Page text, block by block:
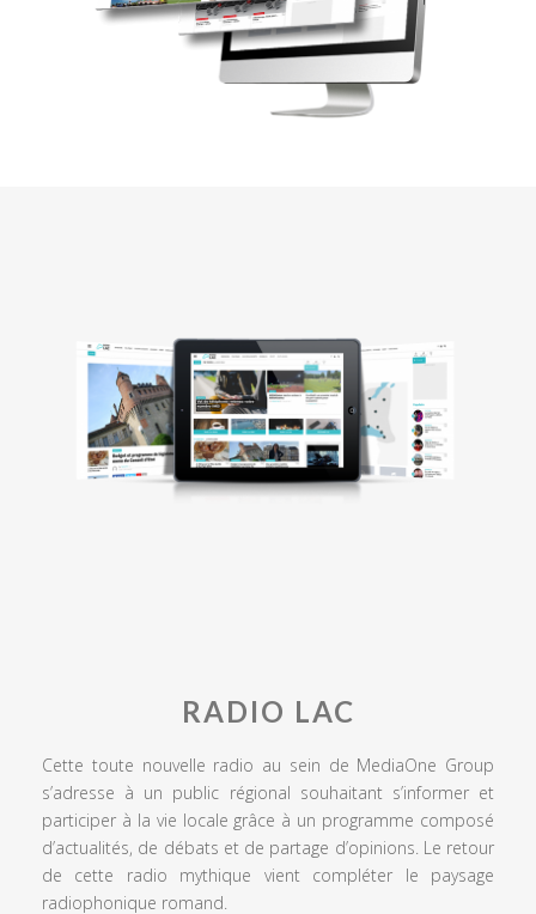
RADIO LAC
Cette toute nouvelle radio au sein de MediaOne Group
s’adresse à un public régional souhaitant s’informer et
participer à la vie locale grâce à un programme composé
d’actualités, de débats et de partage d’opinions. Le retour
de cette radio mythique vient compléter le paysage
radiophonique romand.